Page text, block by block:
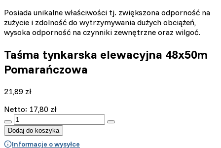
Posiada unikalne właściwości tj. zwiększona odporność na
zużycie i zdolność do wytrzymywania dużych obciążeń,
wysoka odporność na czynniki zewnętrzne oraz wilgoć.
Taśma tynkarska elewacyjna 48x50m
Pomarańczowa
21,89 zł
Netto: 17,80 zł
:product_name quantity
Dodaj do koszyka
Informacje o wysyłce